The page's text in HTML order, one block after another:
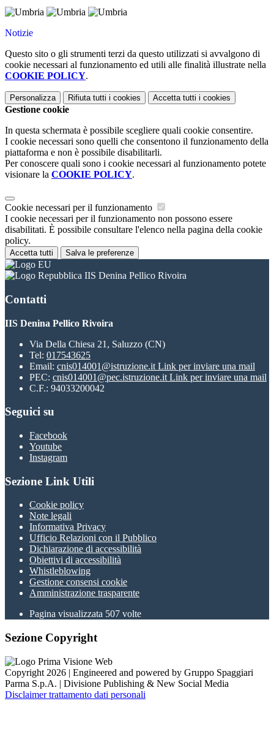
Notizie
Questo sito o gli strumenti terzi da questo utilizzati si avvalgono di
cookie necessari al funzionamento ed utili alle finalità illustrate nella
COOKIE POLICY.
Personalizza Rifiuta tutti i cookies Accetta tutti i cookies
Gestione cookie
In questa schermata è possibile scegliere quali cookie consentire.
I cookie necessari sono quelli che consentono il funzionamento della
piattaforma e non è possibile disabilitarli.
Per conoscere quali sono i cookie necessari al funzionamento potete
visionare la COOKIE POLICY.
Cookie necessari per il funzionamento
I cookie necessari per il funzionamento non possono essere
disabilitati. È possibile consultare l'elenco nella pagina della cookie
policy.
Accetta tutti Salva le preferenze
IIS Denina Pellico Rivoira
Contatti
IIS Denina Pellico Rivoira
Via Della Chiesa 21, Saluzzo (CN)
Tel: 017543625
Email: cnis014001@istruzione.it Link per inviare una mail
PEC: cnis014001@pec.istruzione.it Link per inviare una mail
C.F.: 94033200042
Seguici su
Facebook
Youtube
Instagram
Sezione Link Utili
Cookie policy
Note legali
Informativa Privacy
Ufficio Relazioni con il Pubblico
Dichiarazione di accessibilità
Obiettivi di accessibilità
Whistleblowing
Gestione consensi cookie
Amministrazione trasparente
Pagina visualizzata 507 volte
Sezione Copyright
Copyright 2026 | Engineered and powered by Gruppo Spaggiari
Parma S.p.A. | Divisione Publishing & New Social Media
Disclaimer trattamento dati personali